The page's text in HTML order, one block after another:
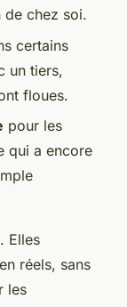
de chez soi.
certains
un tiers,
floues.
pour les
qui a encore
Elles
réels, sans
les